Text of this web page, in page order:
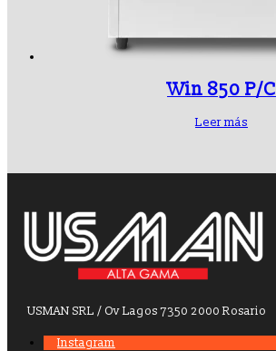
Win 850 P/C
Leer más
USMAN SRL / Ov Lagos 7350 2000 Rosario
Instagram